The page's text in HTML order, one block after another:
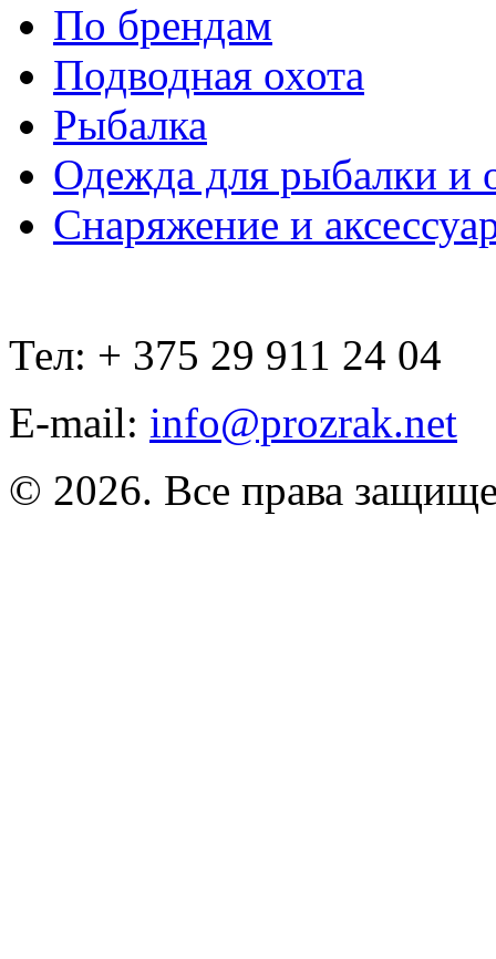
По брендам
Подводная охота
Рыбалка
Одежда для рыбалки и
Снаряжение и
Тел: + 375 29 911 24 04
E-mail: info@prozrak.net
© 2026. Все права